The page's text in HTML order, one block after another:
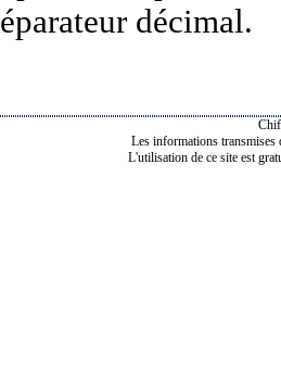
décimal.
Les informations transmises
L'utilisation de ce site est